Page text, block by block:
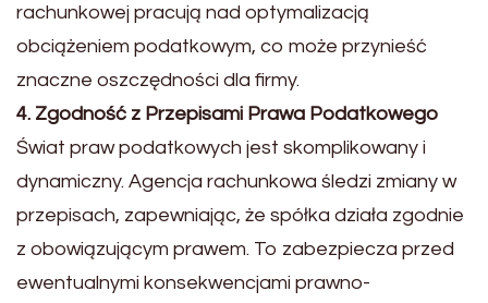
rachunkowej pracują nad optymalizacją
obciążeniem podatkowym, co może przynieść
znaczne oszczędności dla firmy.
4. Zgodność z Przepisami Prawa Podatkowego
Świat praw podatkowych jest skomplikowany i
dynamiczny. Agencja rachunkowa śledzi zmiany w
przepisach, zapewniając, że spółka działa zgodnie
z obowiązującym prawem. To zabezpiecza przed
ewentualnymi konsekwencjami prawno-